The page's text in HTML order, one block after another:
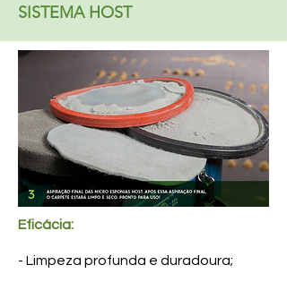
SISTEMA HOST
Eficácia:
- Limpeza profunda e duradoura;